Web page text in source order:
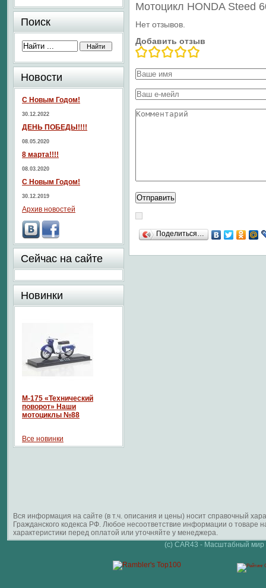
Мотоцикл HONDA Steed
Нет отзывов.
Добавить отзыв
Поделиться…
Поиск
Новости
С Новым Годом!
30.12.2022
ДЕНЬ ПОБЕДЫ!!!!
08.05.2020
8 марта!!!!
08.03.2020
С Новым Годом!
30.12.2019
Архив новостей
Сейчас на сайте
Новинки
М-175 «Технический
поворот» Наши
мотоциклы №88
Все новинки
Вся информация на сайте (в т.ч. описания и цены) носит справочный
Гражданского кодекса РФ. Любое несоответствие информации о
характеристики перед оплатой или уточняйте у менеджера.
(c) CAR43 - Масштабный мир